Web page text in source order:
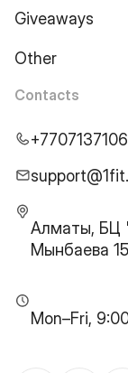
Giveaways
Other
Contacts
Алматы, БЦ
Мынбаева
Mon–Fri,